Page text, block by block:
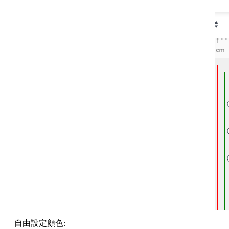
自由設定顏色: